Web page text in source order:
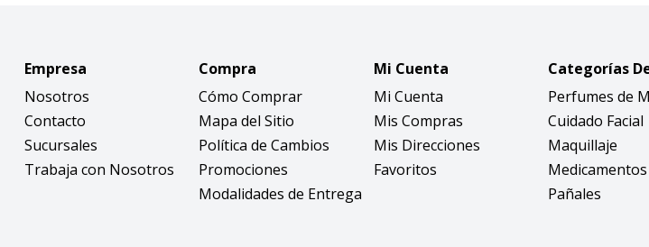
Empresa
Nosotros
Contacto
Sucursales
Trabaja con Nosotros
Compra
Cómo Comprar
Mapa del Sitio
Política de Cambios
Promociones
Modalidades de Entrega
Mi Cuenta
Mi Cuenta
Mis Compras
Mis Direcciones
Favoritos
Categorías
Perfumes de
Cuidado Facial
Maquillaje
Medicamentos
Pañales